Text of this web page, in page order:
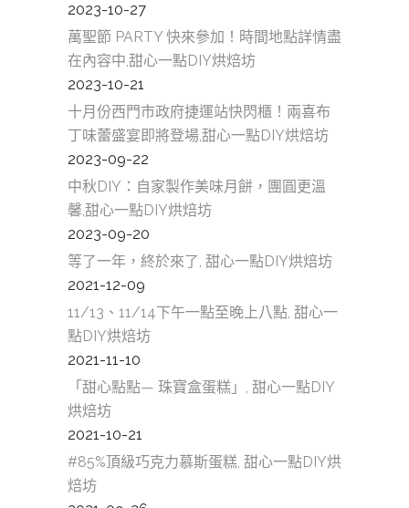
2023-10-27
萬聖節 PARTY 快來參加！時間地點詳情盡
在內容中,甜心一點DIY烘焙坊
2023-10-21
十月份西門市政府捷運站快閃櫃！兩喜布
丁味蕾盛宴即將登場,甜心一點DIY烘焙坊
2023-09-22
中秋DIY：自家製作美味月餅，團圓更溫
馨,甜心一點DIY烘焙坊
2023-09-20
等了一年，終於來了, 甜心一點DIY烘焙坊
2021-12-09
11/13、11/14下午一點至晚上八點, 甜心一
點DIY烘焙坊
2021-11-10
「甜心點點— 珠寶盒蛋糕」, 甜心一點DIY
烘焙坊
2021-10-21
#85%頂級巧克力慕斯蛋糕, 甜心一點DIY烘
焙坊